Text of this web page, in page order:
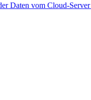
Daten vom Cloud-